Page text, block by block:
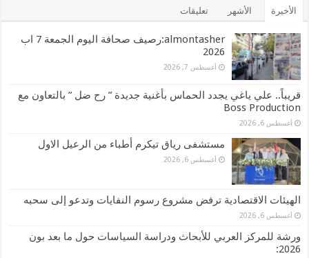
الأخيرة الأشهر تعليقات
almontasher:رصيف صحافة اليوم الجمعة 7 اب
2026
أغسطس 7, 2026
قريباً.. علي ياغي يجدد الحماس بأغنية جديدة ” رح ضل ” بالتعاون مع
Boss Production
أغسطس 6, 2026
مستشفى رياق تيكرم أطباء من الرعيل الاول
أغسطس 6, 2026
الهيئات الاقتصادية ترفض مشروع رسوم النفايات وتدعو إلى سحبه
أغسطس 6, 2026
ورشة للمركز العربي للأبحاث ودراسة السياسات حول ما بعد بون
2026: